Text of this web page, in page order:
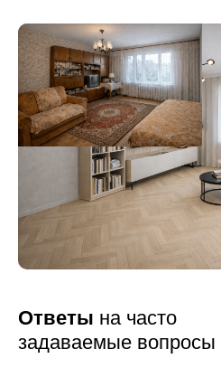
Ответы на часто
задаваемые вопросы